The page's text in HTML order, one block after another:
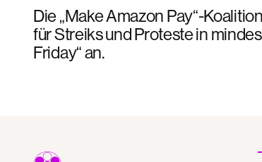
Die „Make Amazon Pay“-
für Streiks und Proteste in
Friday“ an.